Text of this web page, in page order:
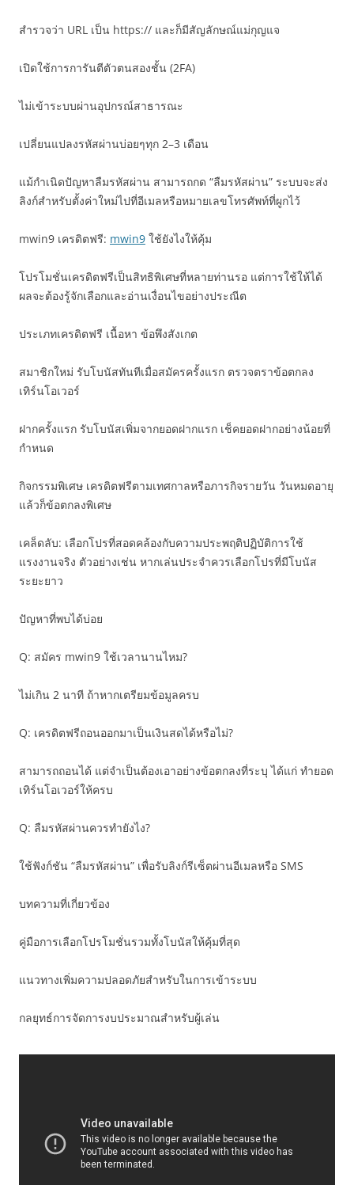
สำรวจว่า URL เป็น https:// และก็มีสัญลักษณ์แม่กุญแจ
เปิดใช้การการันตีตัวตนสองชั้น (2FA)
ไม่เข้าระบบผ่านอุปกรณ์สาธารณะ
เปลี่ยนแปลงรหัสผ่านบ่อยๆทุก 2–3 เดือน
แม้กำเนิดปัญหาลืมรหัสผ่าน สามารถกด “ลืมรหัสผ่าน” ระบบจะส่ง
ลิงก์สำหรับตั้งค่าใหม่ไปที่อีเมลหรือหมายเลขโทรศัพท์ที่ผูกไว้
mwin9 เครดิตฟรี: mwin9 ใช้ยังไงให้คุ้ม
โปรโมชั่นเครดิตฟรีเป็นสิทธิพิเศษที่หลายท่านรอ แต่การใช้ให้ได้
ผลจะต้องรู้จักเลือกและอ่านเงื่อนไขอย่างประณีต
ประเภทเครดิตฟรี เนื้อหา ข้อพึงสังเกต
สมาชิกใหม่ รับโบนัสทันทีเมื่อสมัครครั้งแรก ตรวจตราข้อตกลง
เทิร์นโอเวอร์
ฝากครั้งแรก รับโบนัสเพิ่มจากยอดฝากแรก เช็คยอดฝากอย่างน้อยที่
กำหนด
กิจกรรมพิเศษ เครดิตฟรีตามเทศกาลหรือภารกิจรายวัน วันหมดอายุ
แล้วก็ข้อตกลงพิเศษ
เคล็ดลับ: เลือกโปรที่สอดคล้องกับความประพฤติปฏิบัติการใช้
แรงงานจริง ตัวอย่างเช่น หากเล่นประจำควรเลือกโปรที่มีโบนัส
ระยะยาว
ปัญหาที่พบได้บ่อย
Q: สมัคร mwin9 ใช้เวลานานไหม?
ไม่เกิน 2 นาที ถ้าหากเตรียมข้อมูลครบ
Q: เครดิตฟรีถอนออกมาเป็นเงินสดได้หรือไม่?
สามารถถอนได้ แต่จำเป็นต้องเอาอย่างข้อตกลงที่ระบุ ได้แก่ ทำยอด
เทิร์นโอเวอร์ให้ครบ
Q: ลืมรหัสผ่านควรทำยังไง?
ใช้ฟังก์ชัน “ลืมรหัสผ่าน” เพื่อรับลิงก์รีเซ็ตผ่านอีเมลหรือ SMS
บทความที่เกี่ยวข้อง
คู่มือการเลือกโปรโมชั่นรวมทั้งโบนัสให้คุ้มที่สุด
แนวทางเพิ่มความปลอดภัยสำหรับในการเข้าระบบ
กลยุทธ์การจัดการงบประมาณสำหรับผู้เล่น